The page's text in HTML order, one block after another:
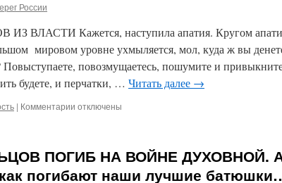
России
Кажется, наступила апатия. Кругом
мировом уровне ухмыляется, мол, куда ж вы
Повыступаете, повозмущаетесь, пошумите и
будете, и перчатки, … Читать далее →
| Комментарии к
из
отключены
ПОГИБ НА ВОЙНЕ ДУХОВНОЙ.
погибают наши лучшие